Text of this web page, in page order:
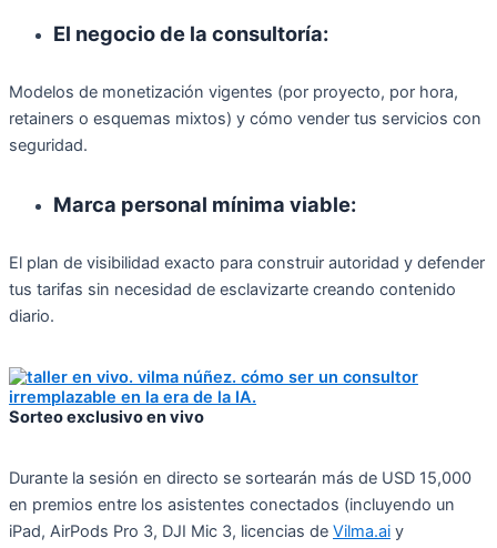
El negocio de la consultoría:
Modelos de monetización vigentes (por proyecto, por hora,
retainers o esquemas mixtos) y cómo vender tus servicios con
seguridad.
Marca personal mínima viable:
El plan de visibilidad exacto para construir autoridad y defender
tus tarifas sin necesidad de esclavizarte creando contenido
diario.
Sorteo exclusivo en vivo
Durante la sesión en directo se sortearán más de USD 15,000
en premios entre los asistentes conectados (incluyendo un
iPad, AirPods Pro 3, DJI Mic 3, licencias de Vilma.ai y